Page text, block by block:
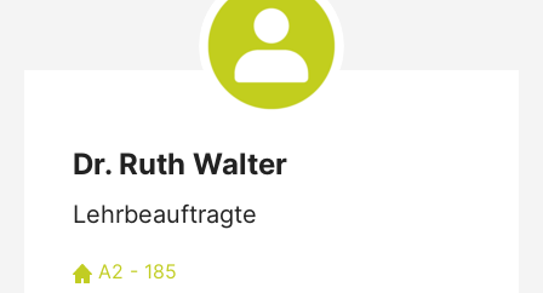
Dr. Ruth Walter
Lehrbeauftragte
A2 - 185